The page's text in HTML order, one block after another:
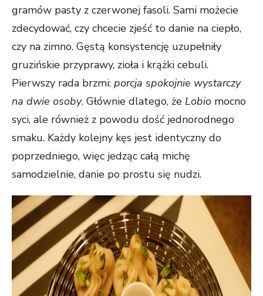
gramów pasty z czerwonej fasoli. Sami możecie
zdecydować, czy chcecie zjeść to danie na ciepło,
czy na zimno. Gęstą konsystencję uzupełniły
gruzińskie przyprawy, zioła i krążki cebuli.
Pierwszy rada brzmi: porcja spokojnie wystarczy
na dwie osoby. Głównie dlatego, że Lobio mocno
syci, ale również z powodu dość jednorodnego
smaku. Każdy kolejny kęs jest identyczny do
poprzedniego, więc jedząc całą michę
samodzielnie, danie po prostu się nudzi.